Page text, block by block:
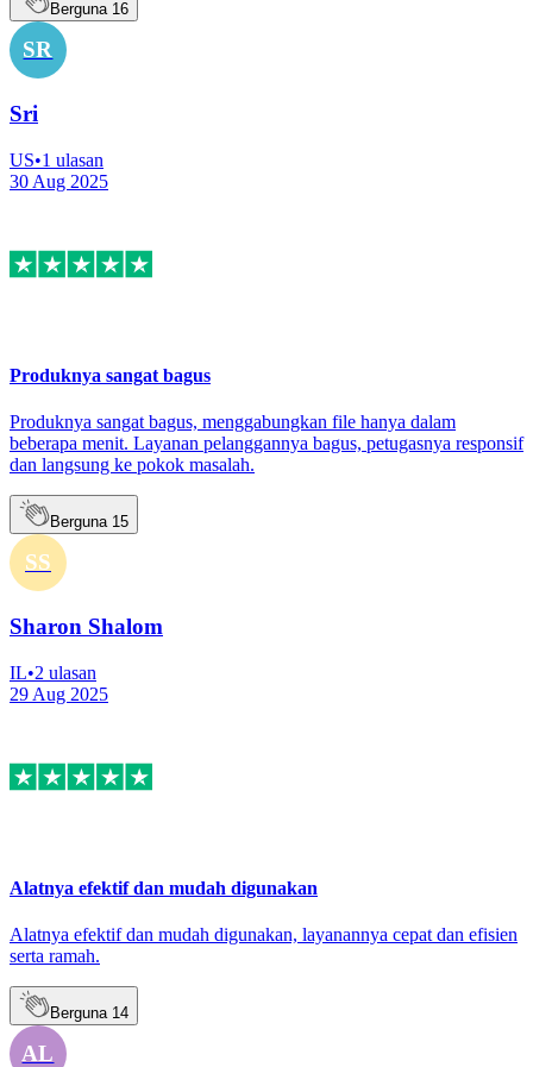
Berguna 16
SR
Sri
US•1 ulasan
30 Aug 2025
Produknya sangat bagus
Produknya sangat bagus, menggabungkan file hanya dalam
beberapa menit. Layanan pelanggannya bagus, petugasnya responsif
dan langsung ke pokok masalah.
Berguna 15
SS
Sharon Shalom
IL•2 ulasan
29 Aug 2025
Alatnya efektif dan mudah digunakan
Alatnya efektif dan mudah digunakan, layanannya cepat dan efisien
serta ramah.
Berguna 14
AL